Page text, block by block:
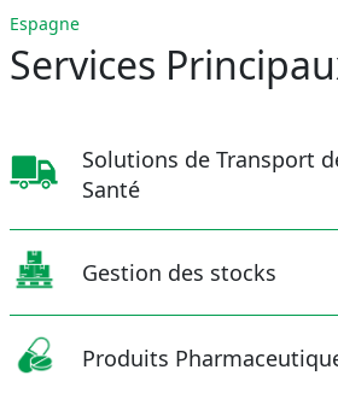
Espagne
Services
Solutions de Transport
Santé
Gestion des stocks
Produits